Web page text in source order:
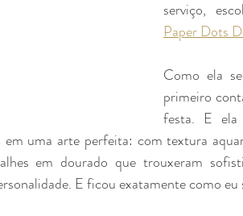
Paper Dots
Como ela
primeiro
festa. E ela
uma arte perfeita: com textura
em dourado que trouxeram
E ficou exatamente como eu